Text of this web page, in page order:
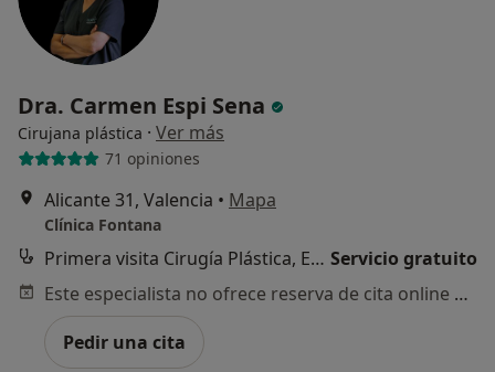
Dra. Carmen Espi Sena
Cirujana plástica · Ver más
71 opiniones
Alicante 31, Valencia • Mapa
Clínica Fontana
Primera visita Cirugía Plástica, Estética y Reparadora Servicio gratuito
Este especialista no ofrece reserva de cita online en esta dirección.
Pedir una cita